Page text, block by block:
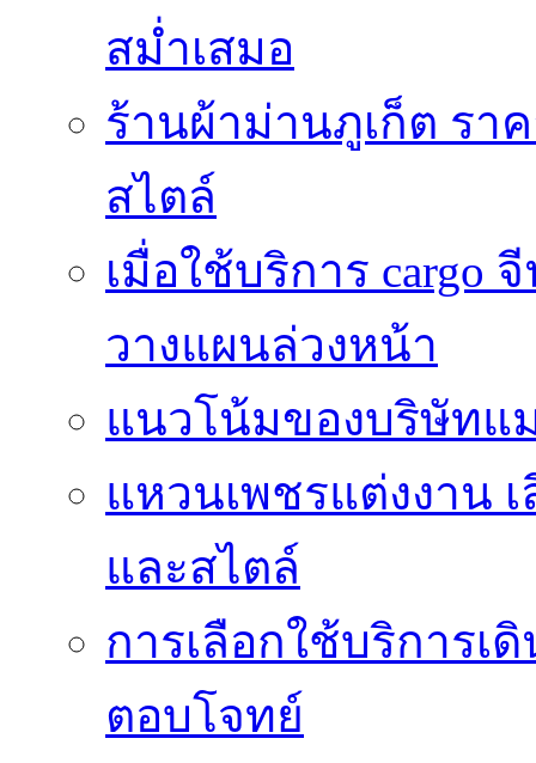
สม่ำเสมอ
ร้านผ้าม่านภูเก็ต รา
สไตล์
เมื่อใช้บริการ cargo
วางแผนล่วงหน้า
แนวโน้มของบริษัทแ
แหวนเพชรแต่งงาน
และสไตล์
การเลือกใช้บริการเ
ตอบโจทย์